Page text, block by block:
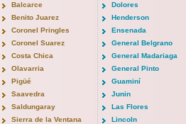
Balcarce
Benito Juarez
Coronel Pringles
Coronel Suarez
Costa Chica
Olavarria
Pigüé
Saavedra
Saldungaray
Sierra de la Ventana
Dolores
Henderson
Ensenada
General Belgrano
General Madariaga
General Pinto
Guaminí
Junin
Las Flores
Lincoln